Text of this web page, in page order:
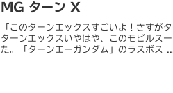
MG ターン X
「このターンエックスすごいよ！さ
ターンエックスいやはや、このモビルス
た。「ターンエーガンダム」のラスボス ...